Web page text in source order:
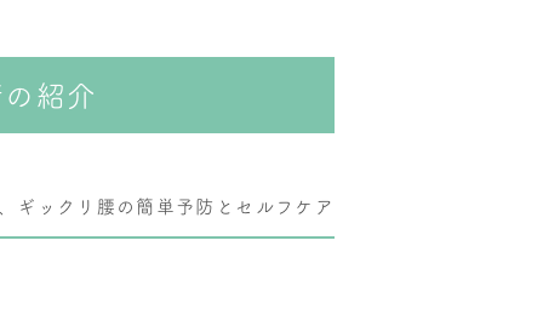
紹介
ギックリ腰の簡単予防とセルフケア